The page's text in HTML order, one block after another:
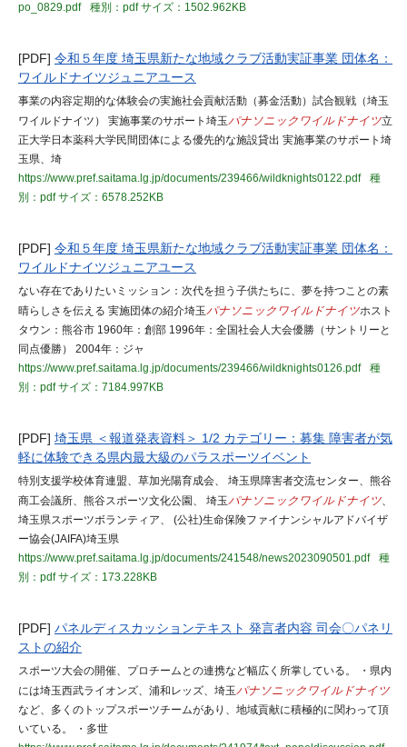
po_0829.pdf
種別：pdfサイズ：1502.962KB
[PDF] 令和５年度 埼玉県新たな地域クラブ活動実証事業 団体名：
ワイルドナイツジュニアユース
事業の内容定期的な体験会の実施社会貢献活動（募金活動）試合観戦（埼玉
ワイルドナイツ） 実施事業のサポート埼玉パナソニックワイルドナイツ立
正大学日本薬科大学民間団体による優先的な施設貸出 実施事業のサポート埼
玉県、埼
https://www.pref.saitama.lg.jp/documents/239466/wildknights0122.pdf
種
別：pdfサイズ：6578.252KB
[PDF] 令和５年度 埼玉県新たな地域クラブ活動実証事業 団体名：
ワイルドナイツジュニアユース
ない存在でありたいミッション：次代を担う子供たちに、夢を持つことの素
晴らしさを伝える 実施団体の紹介埼玉パナソニックワイルドナイツホスト
タウン：熊谷市 1960年：創部 1996年：全国社会人大会優勝（サントリーと
同点優勝） 2004年：ジャ
https://www.pref.saitama.lg.jp/documents/239466/wildknights0126.pdf
種
別：pdfサイズ：7184.997KB
[PDF] 埼玉県 ＜報道発表資料＞ 1/2 カテゴリー：募集 障害者が気
軽に体験できる県内最大級のパラスポーツイベント
特別支援学校体育連盟、草加光陽育成会、 埼玉県障害者交流センター、熊谷
商工会議所、熊谷スポーツ文化公園、 埼玉パナソニックワイルドナイツ、
埼玉県スポーツボランティア、 (公社)生命保険ファイナンシャルアドバイザ
ー協会(JAIFA)埼玉県
https://www.pref.saitama.lg.jp/documents/241548/news2023090501.pdf
種
別：pdfサイズ：173.228KB
[PDF] パネルディスカッションテキスト 発言者内容 司会〇パネリ
ストの紹介
スポーツ大会の開催、プロチームとの連携など幅広く所掌している。 ・県内
には埼玉西武ライオンズ、浦和レッズ、埼玉パナソニックワイルドナイツ
など、多くのトップスポーツチームがあり、地域貢献に積極的に関わって頂
いている。 ・多世